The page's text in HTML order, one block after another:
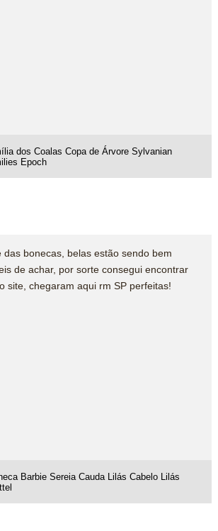
dos Coalas Copa de Árvore Sylvanian
Epoch
das bonecas, belas estão sendo bem
de achar, por sorte consegui encontrar
site, chegaram aqui rm SP perfeitas!
Barbie Sereia Cauda Lilás Cabelo Lilás